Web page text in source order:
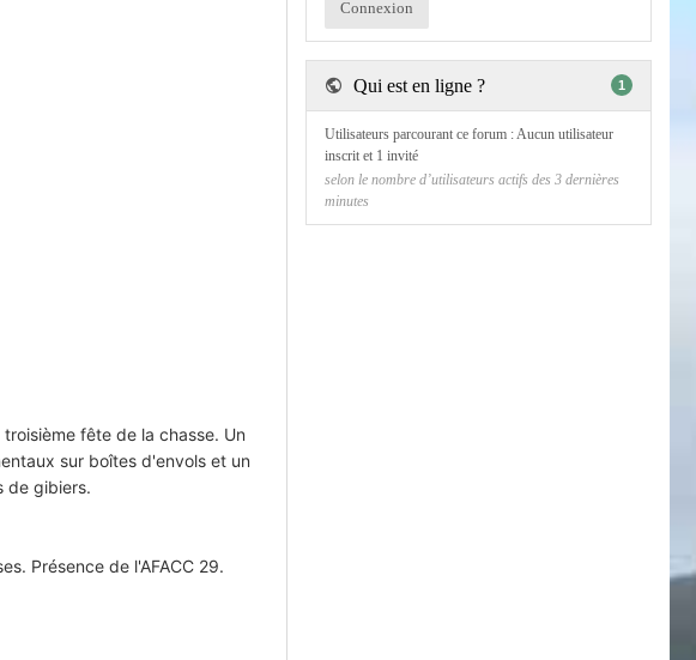
fête de la chasse. Un
sur boîtes d'envols et un
de gibiers.
Présence de l'AFACC 29.
Qui est en ligne ? 1
Utilisateurs parcourant ce forum : Aucun utilisateur
inscrit et 1 invité
selon le nombre d’utilisateurs actifs des 3 dernières
minutes